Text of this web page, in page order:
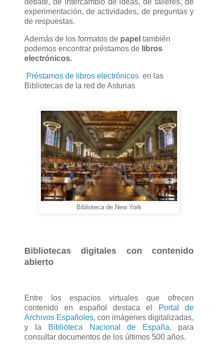
debate, de intercambio de ideas, de talleres, de
experimentación, de actividades, de preguntas y
de respuestas.
Además de los formatos de papel también
podemos encontrar préstamos de libros
electrónicos.
Préstamos de libros electrónicos en las
Bibliotecas de la red de Asturias
Biblioteca de New York
Bibliotecas digitales con contenido
abierto
Entre los espacios virtuales que ofrecen
contenido en español destaca el
Portal de
Archivos Españoles, con imágenes digitalizadas,
y la
Biblioteca Nacional de España, para
consultar documentos de los últimos 500 años.